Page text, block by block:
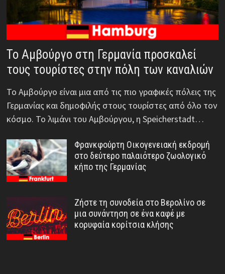
Το Αμβούργο στη Γερμανία προσκαλεί
τους τουρίστες στην πόλη των καναλιών
Το Αμβούργο είναι μια από τις πιο γραφικές πόλεις της
Γερμανίας και δημοφιλής στους τουρίστες από όλο τον
κόσμο. Το λιμάνι του Αμβούργου, η Speicherstadt…
Φρανκφούρτη Οικογενειακή εκδρομή
στο δεύτερο παλαιότερο ζωολογικό
κήπο της Γερμανίας
Ζήστε τη συνοδεία στο Βερολίνο σε
μια συνάντηση σε ένα καφέ με
κορυφαία κορίτσια κλήσης